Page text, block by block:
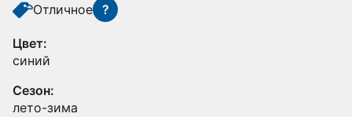
Отличное ?
Цвет:
синий
Сезон:
лето-зима